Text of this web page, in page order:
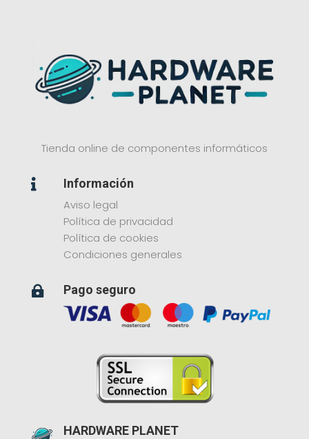
Tienda online de componentes informáticos

Información
Aviso legal
Política de privacidad
Política de cookies
Condiciones generales
 Pago seguro
HARDWARE PLANET